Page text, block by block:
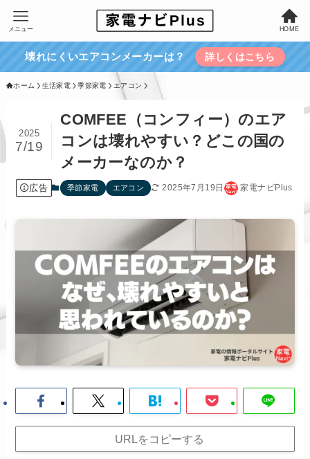
HOME
メニュー
壊れにくいエアコンメーカーは？ 詳しくはこちら
ホーム 生活家電 季節家電 エアコン
COMFEE（コンフィー）のエア
コンは壊れやすい？どこの国の
メーカーなのか？
2025
7/19
広告 季節家電 エアコン 2025年7月19日 家電ナビPlus
URLをコピーする